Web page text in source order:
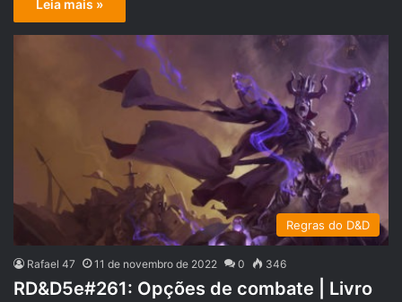
Leia mais »
Regras do D&D
Rafael 47 11 de novembro de 2022 0 346
RD&D5e#261: Opções de combate | Livro